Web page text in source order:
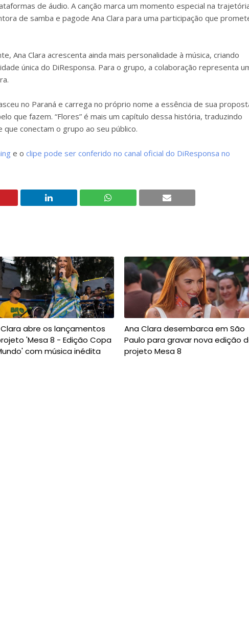
de áudio. A canção marca um momento especial na
de samba e pagode Ana Clara para uma participação que
Ana Clara acrescenta ainda mais personalidade à música, criando
única do DiResponsa. Para o grupo, a colaboração representa
no Paraná e carrega no próprio nome a essência de sua
que fazem. “Flores” é mais um capítulo dessa história, traduzindo
conectam o grupo ao seu público.
e o clipe pode ser conferido no canal oficial do DiResponsa no
abre os lançamentos
'Mesa 8 - Edição Copa
com música inédita
Ana Clara desembarca em São
Paulo para gravar nova edição
projeto Mesa 8